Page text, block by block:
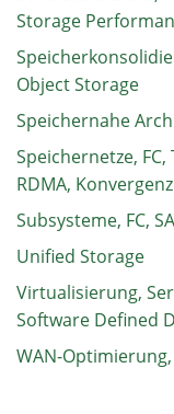
Storage
Object Storage
Speichernahe
Speichernetze, FC,
RDMA, Konvergenz
Subsysteme, FC,
Unified Storage
Virtualisierung,
Software Defined
WAN-